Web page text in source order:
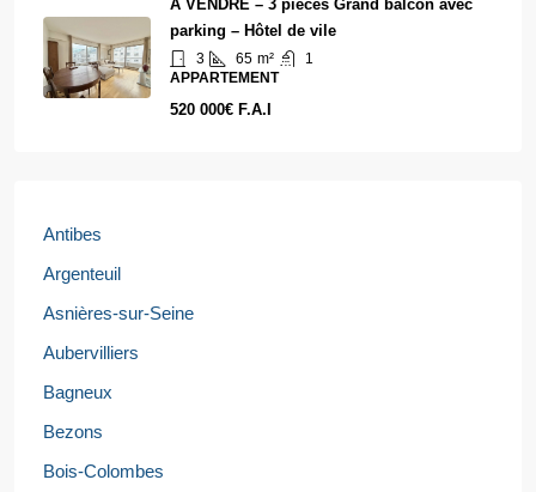
A VENDRE – 3 pièces Grand balcon avec
parking – Hôtel de vile
3 65 m²
1
APPARTEMENT
520 000€ F.A.I
Antibes
Argenteuil
Asnières-sur-Seine
Aubervilliers
Bagneux
Bezons
Bois-Colombes